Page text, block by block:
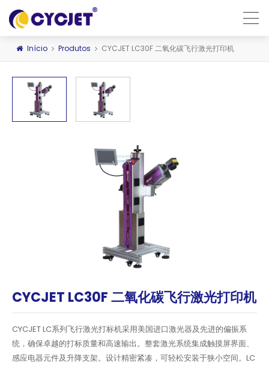
Início Produtos CYCJET LC30F 二氧化碳飞行激光打印机
CYCJET LC30F 二氧化碳飞行激光打印机
CYCJET LC系列飞行激光打标机采用美国进口激光器及先进的偏振系
统，确保卓越的打标质量和高速输出。整套激光系统集成触摸屏界面、
感应电器元件及升降支架。设计精密紧凑，可轻松安装于狭小空间。LC